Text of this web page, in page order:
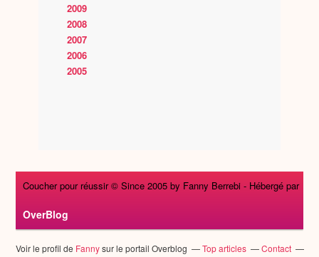
2009
2008
2007
2006
2005
Coucher pour réussir © Since 2005 by Fanny Berrebi - Hébergé par
OverBlog
Voir le profil de Fannysur le portail Overblog Top articles Contact